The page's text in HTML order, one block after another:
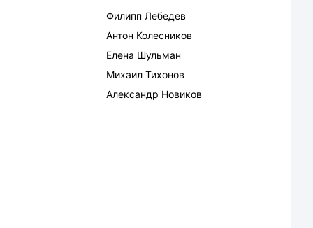
Филипп Лебедев
Антон Колесников
Елена Шульман
Михаил Тихонов
Александр Новиков